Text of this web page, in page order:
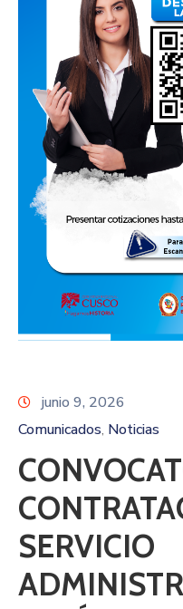
junio 9, 2026
Comunicados‚ Noticias
SERVICIO